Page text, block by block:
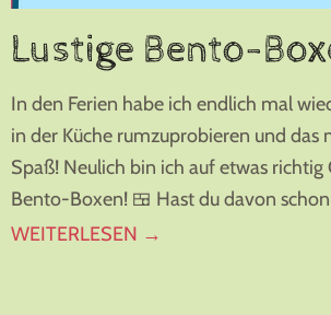
Lustige Bento-
In den Ferien habe ich endlich mal
in der Küche rumzuprobieren und das
Spaß! Neulich bin ich auf etwas richtig
Bento-Boxen! 🍱 Hast du davon
WEITERLESEN →